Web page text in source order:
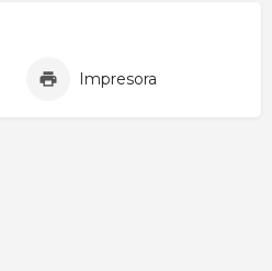
Impresora